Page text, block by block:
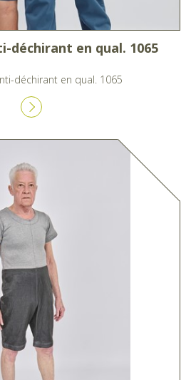
déchirant en qual. 1065
déchirant en qual. 1065